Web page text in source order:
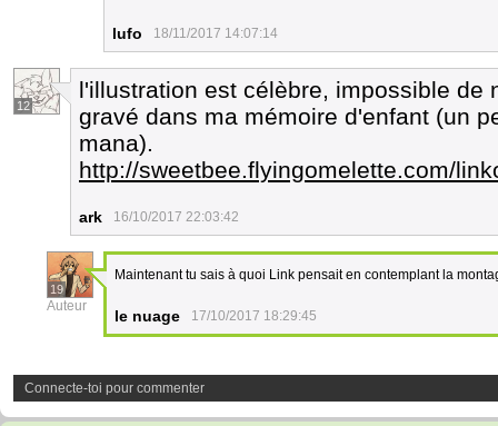
lufo 18/11/2017 14:07:14
12
l'illustration est célèbre, impossible de
gravé dans ma mémoire d'enfant (un
mana).
http://sweetbee.flyingomelette.com/
ark 16/10/2017 22:03:42
19
Auteur
Maintenant tu sais à quoi Link pensait en contemplant la
le nuage 17/10/2017 18:29:45
Connecte-toi pour commenter